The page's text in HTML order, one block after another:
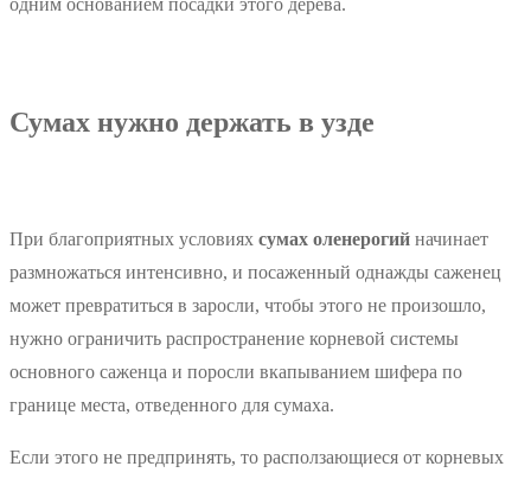
одним основанием посадки этого дерева.
Сумах нужно держать в узде
При благоприятных условиях сумах оленерогий начинает
размножаться интенсивно, и посаженный однажды саженец
может превратиться в заросли, чтобы этого не произошло,
нужно ограничить распространение корневой системы
основного саженца и поросли вкапыванием шифера по
границе места, отведенного для сумаха.
Если этого не предпринять, то расползающиеся от корневых